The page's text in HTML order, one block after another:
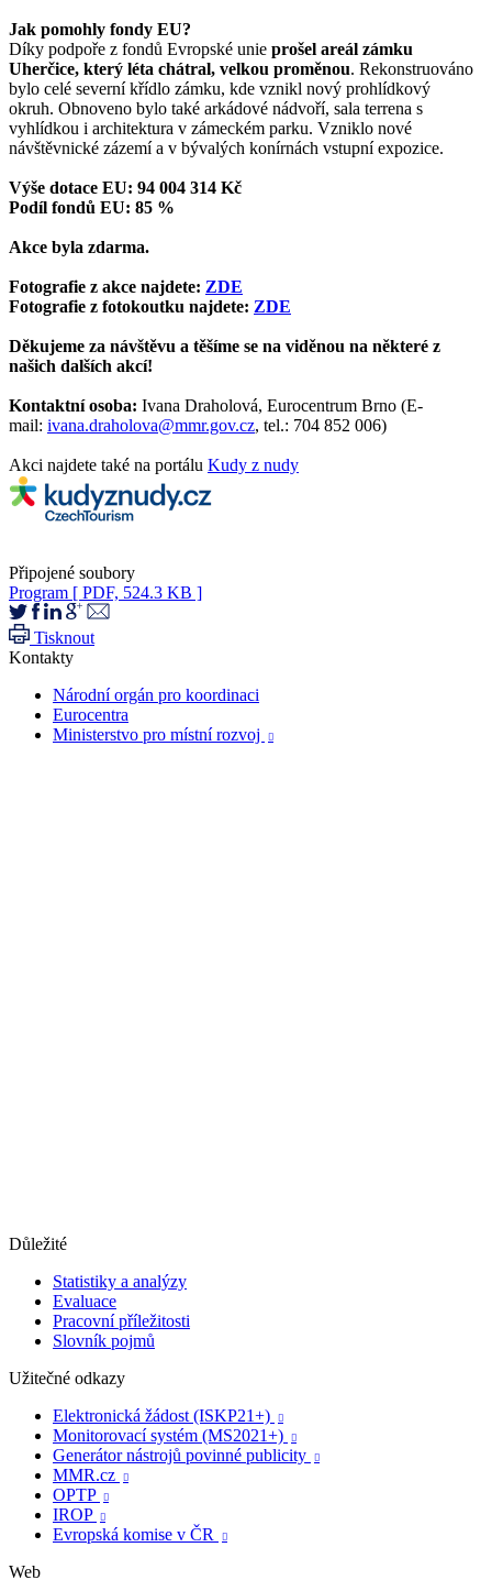
Jak pomohly fondy EU?
Díky podpoře z fondů Evropské unie prošel areál zámku
Uherčice, který léta chátral, velkou proměnou. Rekonstruováno
bylo celé severní křídlo zámku, kde vznikl nový prohlídkový
okruh. Obnoveno bylo také arkádové nádvoří, sala terrena s
vyhlídkou i architektura v zámeckém parku. Vzniklo nové
návštěvnické zázemí a v bývalých konírnách vstupní expozice.
Výše dotace EU: 94 004 314 Kč
Podíl fondů EU: 85 %
Akce byla zdarma.
Fotografie z akce najdete: ZDE
Fotografie z fotokoutku najdete: ZDE
Děkujeme za návštěvu a těšíme se na viděnou na některé z
našich dalších akcí!
Kontaktní osoba: Ivana Draholová, Eurocentrum Brno (E-
mail: ivana.draholova@mmr.gov.cz, tel.: 704 852 006)
Akci najdete také na portálu Kudy z nudy
Připojené soubory
Program [ PDF, 524.3 KB ]
Tisknout
Kontakty
Národní orgán pro koordinaci
Eurocentra
Ministerstvo pro místní rozvoj

Důležité
Statistiky a analýzy
Evaluace
Pracovní příležitosti
Slovník pojmů
Užitečné odkazy
Elektronická žádost (ISKP21+)

Monitorovací systém (MS2021+) 
Generátor nástrojů povinné publicity 
MMR.cz 
OPTP 
IROP 
Evropská komise v ČR 
Web